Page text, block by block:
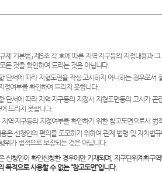
제 기본법」 제5조 각 호에 따른 지역·지구등의 지정내용
든 것을 확인하여 드리는 것은 아닙니다.
항 단서에 따라 지형도면을 작성·고시하지 아니하는 경우로
정여부를 확인하여 드리지 못합니다.
항 단서에 따라 지역·지구등의 지정시 지형도면등의 고시가
드리지 못합니다.
역·지구등의 지정여부를 확인하기 위한 참고도면으로서
은 신청인의 편의를 도모하기 위하여 관계 법령 및 자치
위가 법적으로 보장되는 것은 아닙니다.
신청인이 확인신청한 경우에만 기재되며, 지구단위계획
목적으로 사용할 수 없는 “참고도면”입니다.